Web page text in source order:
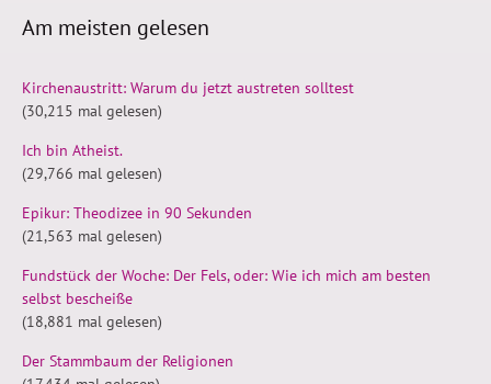
Am meisten gelesen
Kirchenaustritt: Warum du jetzt austreten solltest
(30,215 mal gelesen)
Ich bin Atheist.
(29,766 mal gelesen)
Epikur: Theodizee in 90 Sekunden
(21,563 mal gelesen)
Fundstück der Woche: Der Fels, oder: Wie ich mich am besten
selbst bescheiße
(18,881 mal gelesen)
Der Stammbaum der Religionen